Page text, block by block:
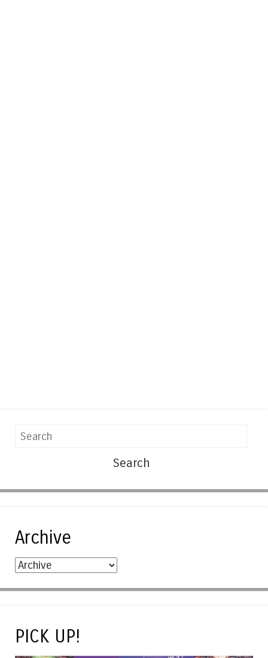
Search
Archive
PICK UP!